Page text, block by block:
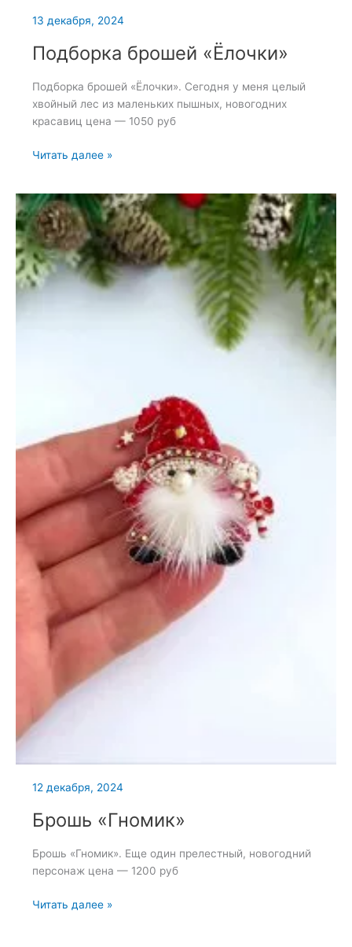
13 декабря, 2024
Подборка брошей «Ёлочки»
Подборка брошей «Ёлочки». Сегодня у меня целый
хвойный лес из маленьких пышных, новогодних
красавиц цена — 1050 руб
Подборка
Читать далее »
12 декабря, 2024
Брошь «Гномик»
Брошь «Гномик». Еще один прелестный, новогодний
персонаж цена — 1200 руб
Брошь
Читать далее »